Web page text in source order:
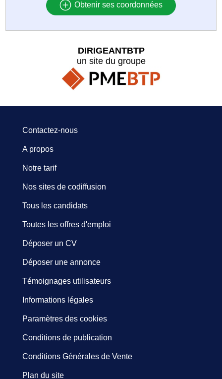
Obtenir ses coordonnées
DIRIGEANTBTP
un site du groupe
Contactez-nous
A propos
Notre tarif
Nos sites de codiffusion
Tous les candidats
Toutes les offres d'emploi
Déposer un CV
Déposer une annonce
Témoignages utilisateurs
Informations légales
Paramètres des cookies
Conditions de publication
Conditions Générales de Vente
Plan du site